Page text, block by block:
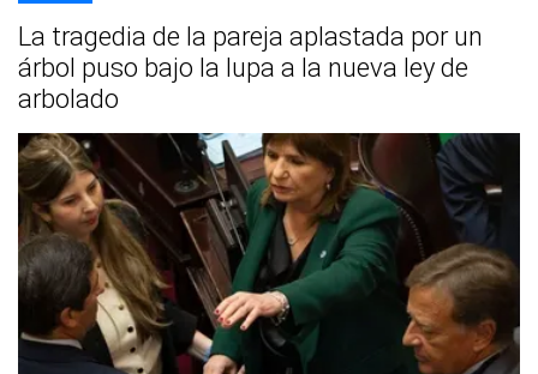
La tragedia de la pareja aplastada por un
árbol puso bajo la lupa a la nueva ley de
arbolado